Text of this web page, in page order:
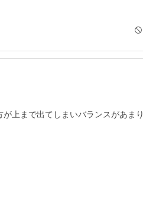
上まで出てしまいバランスがあま